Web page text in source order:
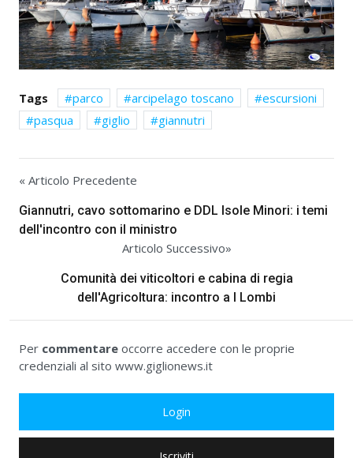
Tags parco arcipelago toscano
escursioni
pasqua
giglio giannutri
« Articolo Precedente
Giannutri, cavo sottomarino e DDL Isole Minori: i temi
dell'incontro con il ministro
Articolo Successivo»
Comunità dei viticoltori e cabina di regia
dell'Agricoltura: incontro a I Lombi
Per commentare occorre accedere con le proprie
credenziali al sito www.giglionews.it
Login